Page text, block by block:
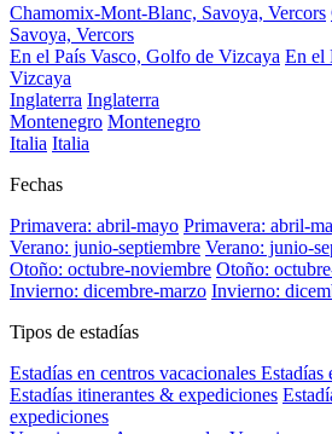
Chamomix-Mont-Blanc, Savoya, Vercors
Savoya, Vercors
En el País Vasco, Golfo de Vizcaya En el
Vizcaya
Inglaterra Inglaterra
Montenegro Montenegro
Italia Italia
Fechas
Primavera: abril-mayo Primavera: abril-
Verano: junio-septiembre Verano: junio-
Otoño: octubre-noviembre Otoño:
Invierno: dicembre-marzo Invierno:
Tipos de estadías
Estadías en centros vacacionales Estadías
Estadías itinerantes & expediciones
expediciones